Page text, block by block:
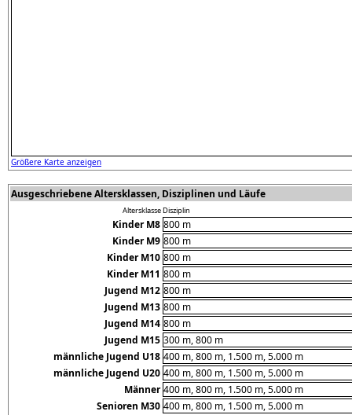
Größere Karte anzeigen
Ausgeschriebene Altersklassen, Disziplinen und Läufe
AltersklasseDisziplin
Kinder M8 800 m
Kinder M9 800 m
Kinder M10 800 m
Kinder M11 800 m
Jugend M12 800 m
Jugend M13 800 m
Jugend M14 800 m
Jugend M15 300 m, 800 m
männliche Jugend U18 400 m, 800 m, 1.500 m, 5.000 m
männliche Jugend U20 400 m, 800 m, 1.500 m, 5.000 m
Männer 400 m, 800 m, 1.500 m, 5.000 m
Senioren M30 400 m, 800 m, 1.500 m, 5.000 m